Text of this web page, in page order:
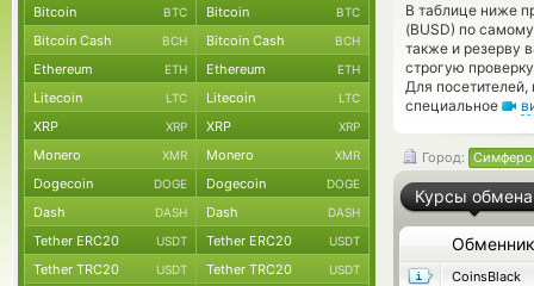
В таблице ниже
(BUSD) по
также и резерву
строгую
Для
специальное
Город:
Курсы обмена
Обменник
CoinsBlack
Bitcoin BTC Bitcoin BTC
Bitcoin Cash BCH Bitcoin Cash BCH
Ethereum ETH Ethereum ETH
Litecoin LTC Litecoin LTC
XRP XRP XRP XRP
Monero XMR Monero XMR
Dogecoin DOGE Dogecoin DOGE
Dash DASH Dash DASH
Tether ERC20 USDT Tether ERC20 USDT
Tether TRC20 USDT Tether TRC20 USDT